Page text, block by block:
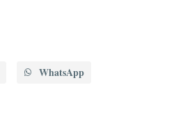
WhatsApp